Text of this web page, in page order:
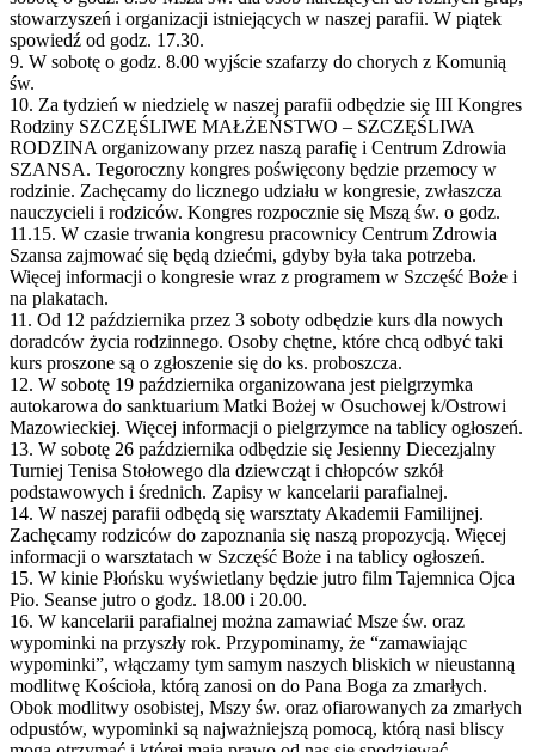
stowarzyszeń i organizacji istniejących w naszej parafii. W piątek
spowiedź od godz. 17.30.
9. W sobotę o godz. 8.00 wyjście szafarzy do chorych z Komunią
św.
10. Za tydzień w niedzielę w naszej parafii odbędzie się III Kongres
Rodziny SZCZĘŚLIWE MAŁŻEŃSTWO – SZCZĘŚLIWA
RODZINA organizowany przez naszą parafię i Centrum Zdrowia
SZANSA. Tegoroczny kongres poświęcony będzie przemocy w
rodzinie. Zachęcamy do licznego udziału w kongresie, zwłaszcza
nauczycieli i rodziców. Kongres rozpocznie się Mszą św. o godz.
11.15. W czasie trwania kongresu pracownicy Centrum Zdrowia
Szansa zajmować się będą dziećmi, gdyby była taka potrzeba.
Więcej informacji o kongresie wraz z programem w Szczęść Boże i
na plakatach.
11. Od 12 października przez 3 soboty odbędzie kurs dla nowych
doradców życia rodzinnego. Osoby chętne, które chcą odbyć taki
kurs proszone są o zgłoszenie się do ks. proboszcza.
12. W sobotę 19 października organizowana jest pielgrzymka
autokarowa do sanktuarium Matki Bożej w Osuchowej k/Ostrowi
Mazowieckiej. Więcej informacji o pielgrzymce na tablicy ogłoszeń.
13. W sobotę 26 października odbędzie się Jesienny Diecezjalny
Turniej Tenisa Stołowego dla dziewcząt i chłopców szkół
podstawowych i średnich. Zapisy w kancelarii parafialnej.
14. W naszej parafii odbędą się warsztaty Akademii Familijnej.
Zachęcamy rodziców do zapoznania się naszą propozycją. Więcej
informacji o warsztatach w Szczęść Boże i na tablicy ogłoszeń.
15. W kinie Płońsku wyświetlany będzie jutro film Tajemnica Ojca
Pio. Seanse jutro o godz. 18.00 i 20.00.
16. W kancelarii parafialnej można zamawiać Msze św. oraz
wypominki na przyszły rok. Przypominamy, że “zamawiając
wypominki”, włączamy tym samym naszych bliskich w nieustanną
modlitwę Kościoła, którą zanosi on do Pana Boga za zmarłych.
Obok modlitwy osobistej, Mszy św. oraz ofiarowanych za zmarłych
odpustów, wypominki są najważniejszą pomocą, którą nasi bliscy